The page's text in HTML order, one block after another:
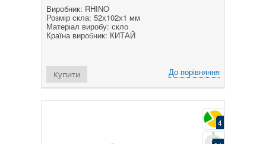
Виробник: RHINO
Розмір скла: 52х102х1 мм
Матеріал виробу: скло
Країна виробник: КИТАЙ
До порівняння
Купити
4